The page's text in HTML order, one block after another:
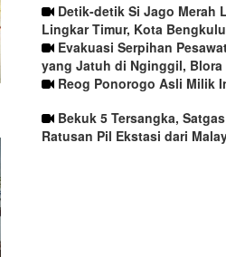
Detik-detik Si Jago Merah
Lingkar Timur, Kota Bengkulu
Evakuasi Serpihan
yang Jatuh di Nginggil, Blora
Reog Ponorogo Asli Milik
Bekuk 5 Tersangka,
Ratusan Pil Ekstasi dari